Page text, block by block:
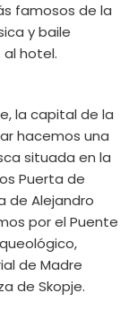
famosos de la
y baile
al hotel.
la capital de la
hacemos una
situada en la
Puerta de
de Alejandro
por el Puente
de Madre
de Skopje.